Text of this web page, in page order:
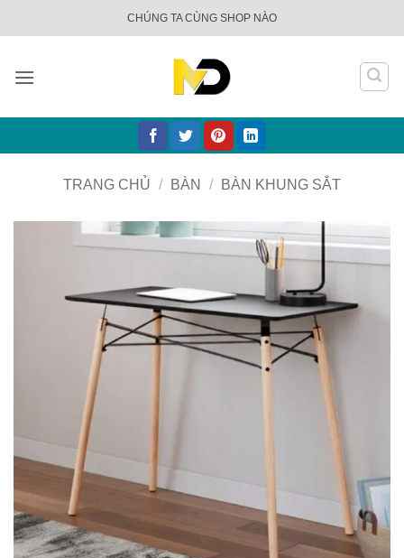
qua
dung
CHÚNG TA CÙNG SHOP NÀO
TRANG CHỦ / BÀN / BÀN KHUNG SẮT